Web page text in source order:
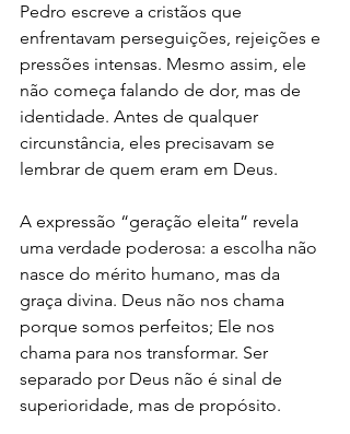
Pedro escreve a cristãos que
enfrentavam perseguições, rejeições e
pressões intensas. Mesmo assim, ele
não começa falando de dor, mas de
identidade. Antes de qualquer
circunstância, eles precisavam se
lembrar de quem eram em Deus.
A expressão “geração eleita” revela
uma verdade poderosa: a escolha não
nasce do mérito humano, mas da
graça divina. Deus não nos chama
porque somos perfeitos; Ele nos
chama para nos transformar. Ser
separado por Deus não é sinal de
superioridade, mas de propósito.